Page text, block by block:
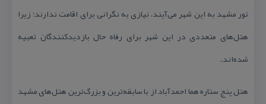
تور مشهد به این شهر می‌آیند، نیازی به نگرانی برای اقامت ندارند؛ زیرا
هتل‌های متعددی در این شهر برای رفاه حال بازدیدكنندگان تعبیه
شده‌اند.
هتل پنج ستاره هما احمدآباد از با سابقه‌ترین و بزرگ‌ترین هتل‌های مشهد